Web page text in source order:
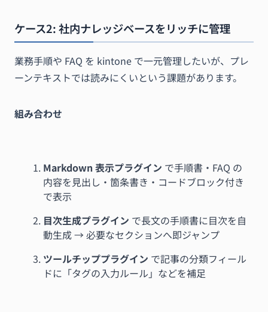
ケース2: 社内ナレッジベースをリッチに管理
業務手順や FAQ を kintone で一元管理したいが、プレ
ーンテキストでは読みにくいという課題があります。
組み合わせ
Markdown 表示プラグイン で手順書・FAQ の
内容を見出し・箇条書き・コードブロック付き
で表示
目次生成プラグイン で長文の手順書に目次を自
動生成 → 必要なセクションへ即ジャンプ
ツールチッププラグイン で記事の分類フィール
ドに「タグの入力ルール」などを補足